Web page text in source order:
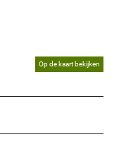
Op de kaart bekijken